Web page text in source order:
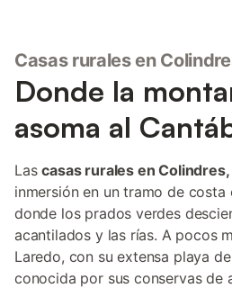
fiestas ni música alta. Al salir,
de cerrar puertas y ventanas con los
dispositivos de seguridad. Al
tirad la basura, dejad las sábanas en
camas, poned las toallas a la vista en
baños y limpiad los utensilios de
Casas rurales en
Donde la
asoma al
Lascasas rurales en
inmersión en un tramo de costa
donde los prados verdes
acantilados y las rías. A pocos
Laredo, con su extensa playa
conocida por sus conservas de